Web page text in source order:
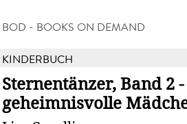
BOD - BOOKS ON DEMAND
KINDERBUCH
Sternentänzer, Band 2 -
geheimnisvolle